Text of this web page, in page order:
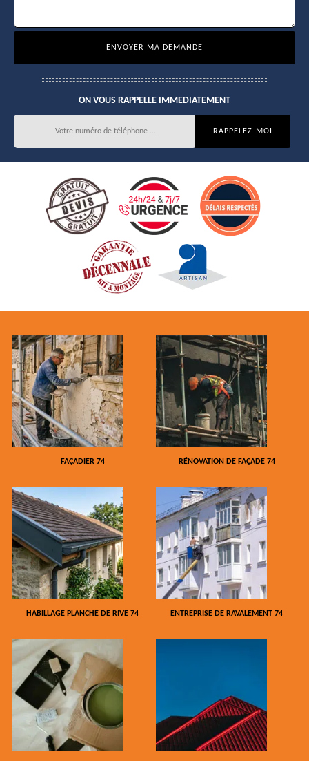
ON VOUS RAPPELLE IMMEDIATEMENT
FAÇADIER 74 RÉNOVATION DE FAÇADE 74
HABILLAGE PLANCHE DE RIVE 74 ENTREPRISE DE RAVALEMENT 74